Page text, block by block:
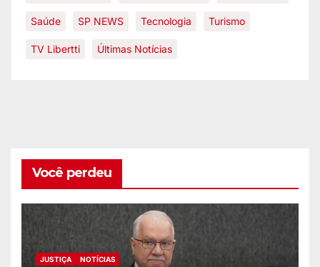
Saúde SP NEWS Tecnologia Turismo
TV Libertti Últimas Notícias
Você perdeu
JUSTIÇA NOTÍCIAS